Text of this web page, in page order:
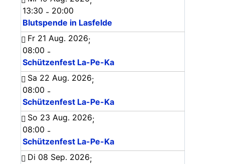
13:30 - 20:00
Blutspende in Lasfelde
Fr 21 Aug. 2026;
08:00 -
Schützenfest La-Pe-Ka
Sa 22 Aug. 2026;
08:00 -
Schützenfest La-Pe-Ka
So 23 Aug. 2026;
08:00 -
Schützenfest La-Pe-Ka
Di 08 Sep. 2026;